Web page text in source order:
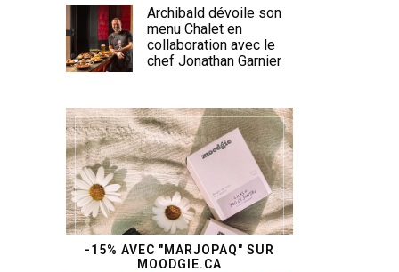
Archibald dévoile son
menu Chalet en
collaboration avec le
chef Jonathan Garnier
-15% AVEC "MARJOPAQ" SUR
MOODGIE.CA